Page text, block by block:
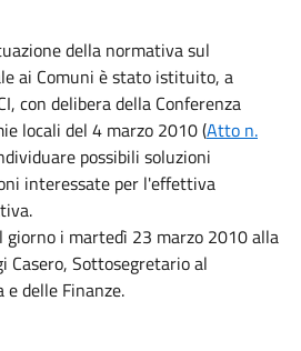
della normativa sul
ai Comuni è stato istituito, a
con delibera della Conferenza
locali del 4 marzo 2010 (Atto n.
possibili soluzioni
interessate per l'effettiva
l giorno i martedì 23 marzo 2010 alla
Casero, Sottosegretario al
delle Finanze.